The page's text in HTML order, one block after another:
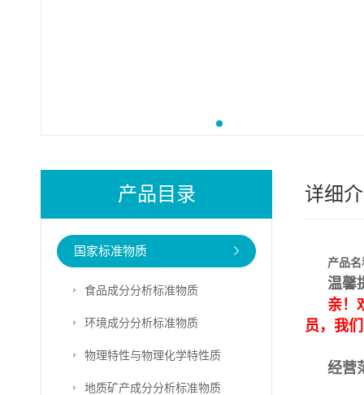
产品目录
国家标准物质
食品成分分析标准物质
环境成分分析标准物质
物理特性与物理化学特性质
地质矿产成分分析标准物质
详细
产品
温馨
亲！
员，我
经营